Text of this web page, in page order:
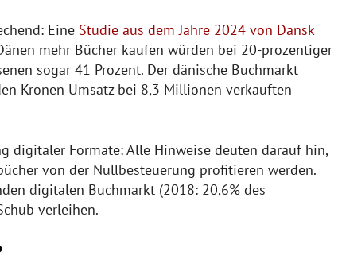
Eine Studie aus dem Jahre 2024 von Dansk
mehr Bücher kaufen würden bei 20-prozentiger
sogar 41 Prozent. Der dänische Buchmarkt
Kronen Umsatz bei 8,3 Millionen verkauften
digitaler Formate: Alle Hinweise deuten darauf hin,
von der Nullbesteuerung profitieren werden.
digitalen Buchmarkt (2018: 20,6% des
verleihen.